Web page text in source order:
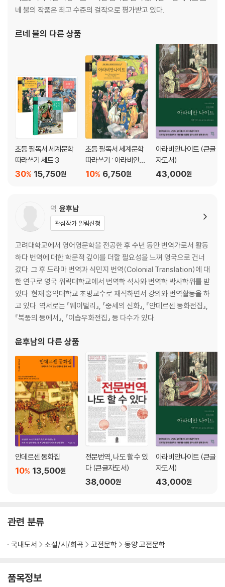
네 불의 작품은 최고 수준의 걸작으로 평가받고 있다.
르네 불의 다른 상품
초등 필독서 세계문학
따라쓰기 세트 3
15,750원
30%
초등 필독서 세계문학
따라쓰기 : 아라비안나
이트 6,750원
10%
아라비안나이트 (큰글
자도서)
43,000원
역 윤후남
관심작가 알림신청
고려대학교에서 영어영문학을 전공한 후 수년 동안 번역가로서 활동
하다 번역에 대한 학문적 깊이를 더할 필요성을 느껴 영국으로 건너
갔다. 그 후 드라마 번역과 식민지 번역(Colonial Translation)에 대
한 연구로 영국 워릭대학교에서 번역학 석사와 번역학 박사학위를 받
았다. 현재 홍익대학교 초빙교수로 재직하면서 강의와 번역활동을 하
고 있다. 역서로는 『웨이벌리』, 『중세의 신화』, 『안데르센 동화전집』,
『북풍의 등에서』, 『이솝우화전집』 등 다수가 있다.
윤후남의 다른 상품
안데르센 동화집
13,500원
10%
전문번역, 나도 할 수 있
다 (큰글자도서)
38,000원
아라비안나이트 (큰글
자도서)
43,000원
관련 분류
국내도서 소설/시/희곡 고전문학 동양 고전문학
품목정보